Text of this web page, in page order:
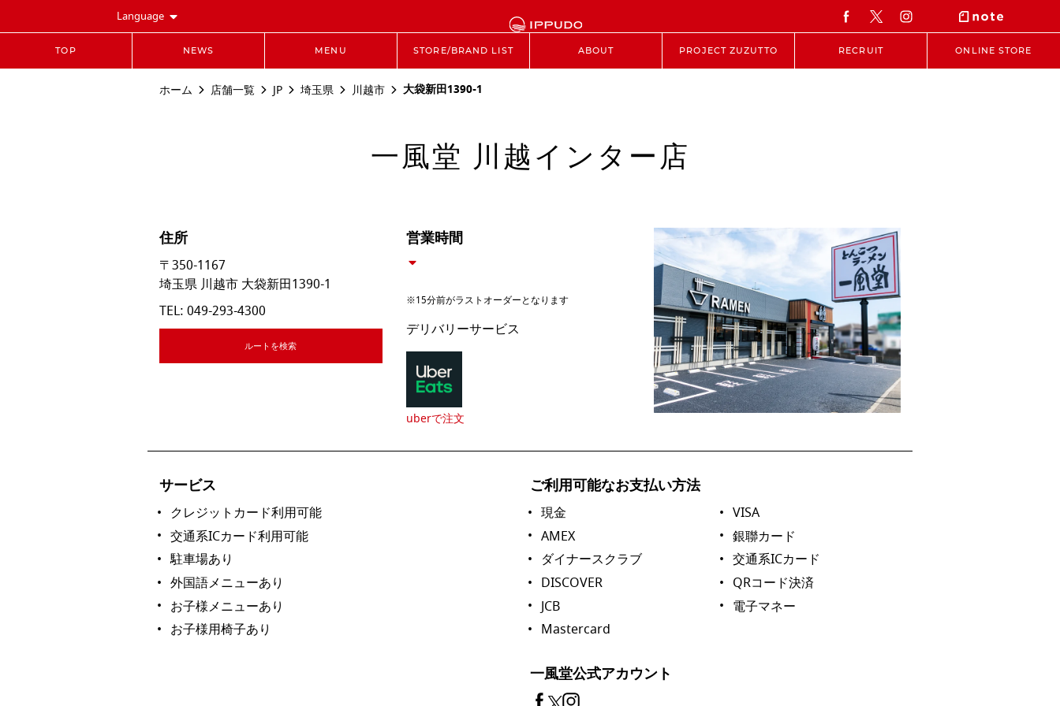
Language
TOP NEWS MENU STORE/BRAND LIST ABOUT PROJECT ZUZUTTO RECRUIT ONLINE STORE
ホーム 店舗一覧 JP 埼玉県 川越市 大袋新田1390-1
一風堂 川越インター店
住所
〒350-1167
埼玉県 川越市 大袋新田1390-1
TEL: 049-293-4300
ルートを検索
営業時間
※15分前がラストオーダーとなります
デリバリーサービス
uberで注文
サービス
クレジットカード利用可能
交通系ICカード利用可能
駐車場あり
外国語メニューあり
お子様メニューあり
お子様用椅子あり
ご利用可能なお支払い方法
現金
AMEX
ダイナースクラブ
DISCOVER
JCB
Mastercard
VISA
銀聯カード
交通系ICカード
QRコード決済
電子マネー
一風堂公式アカウント